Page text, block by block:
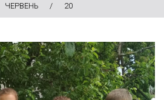
ЧЕРВЕНЬ / 20